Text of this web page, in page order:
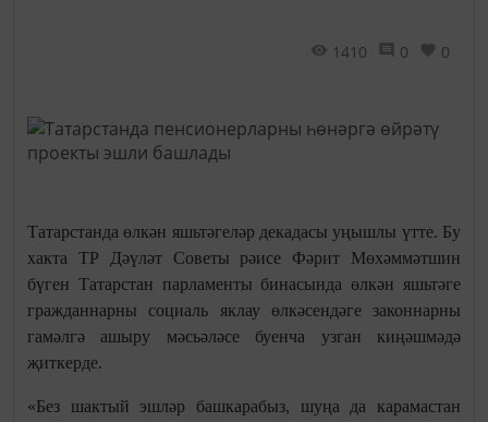
1410 0 0
Татарстанда өлкән яшьтәгеләр декадасы уңышлы үтте. Бу
хакта ТР Дәүләт Советы рәисе Фәрит Мөхәммәтшин
бүген Татарстан парламенты бинасында өлкән яшьтәге
гражданнарны социаль яклау өлкәсендәге законнарны
гамәлгә ашыру мәсьәләсе буенча узган киңәшмәдә
җиткерде.
«Без шактый эшләр башкарабыз, шуңа да карамастан